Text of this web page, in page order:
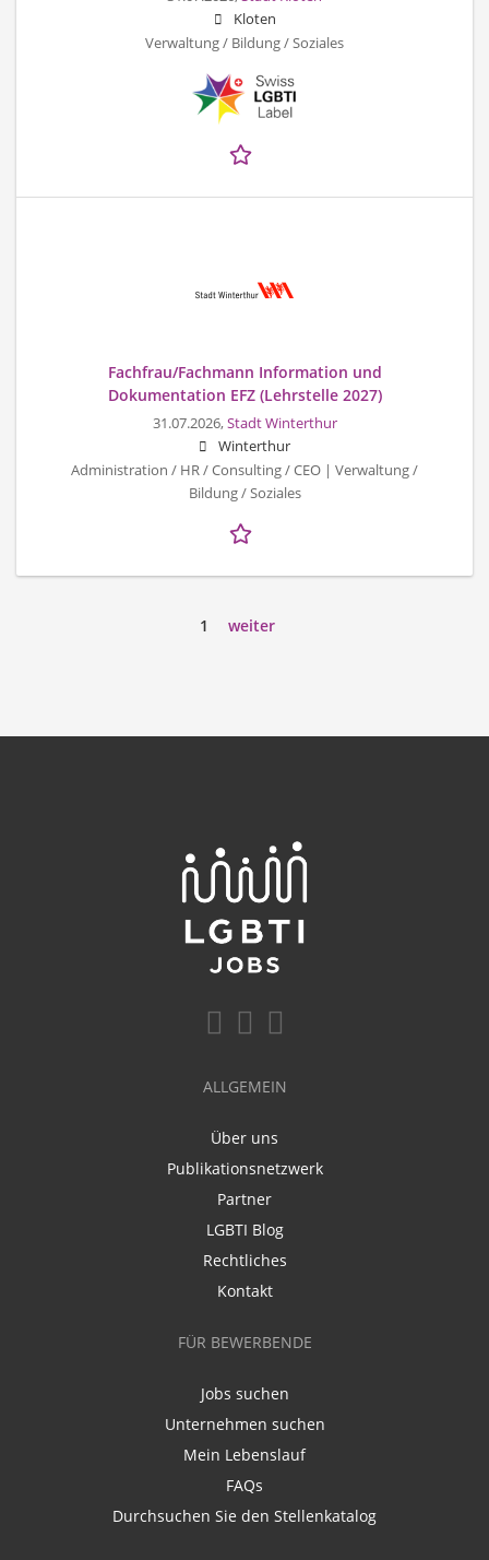
Kloten
Verwaltung / Bildung / Soziales
Fachfrau/Fachmann Information und
Dokumentation EFZ (Lehrstelle 2027)
31.07.2026,Stadt Winterthur
Winterthur
Administration / HR / Consulting / CEO | Verwaltung /
Bildung / Soziales
1 weiter
ALLGEMEIN
Über uns
Publikationsnetzwerk
Partner
LGBTI Blog
Rechtliches
Kontakt
FÜR BEWERBENDE
Jobs suchen
Unternehmen suchen
Mein Lebenslauf
FAQs
Durchsuchen Sie den Stellenkatalog